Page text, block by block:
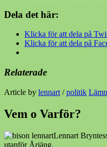
Dela det här:
Klicka för att dela på
Klicka för att dela på
Relaterade
Article by lennart /politik
Vem o Varför?
Lennart
utanför Årjäng.